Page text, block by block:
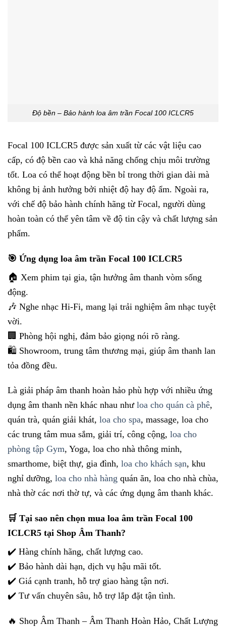
Độ bền – Bảo hành loa âm trần Focal 100 ICLCR5
Focal 100 ICLCR5 được sản xuất từ các vật liệu cao
cấp, có độ bền cao và khả năng chống chịu môi trường
tốt. Loa có thể hoạt động bền bỉ trong thời gian dài mà
không bị ảnh hưởng bởi nhiệt độ hay độ ẩm. Ngoài ra,
với chế độ bảo hành chính hãng từ Focal, người dùng
hoàn toàn có thể yên tâm về độ tin cậy và chất lượng sản
phẩm.
🎯 Ứng dụng loa âm trần Focal 100 ICLCR5
🏠 Xem phim tại gia, tận hưởng âm thanh vòm sống
động.
🎶 Nghe nhạc Hi-Fi, mang lại trải nghiệm âm nhạc tuyệt
vời.
🏢 Phòng hội nghị, đảm bảo giọng nói rõ ràng.
🛍️ Showroom, trung tâm thương mại, giúp âm thanh lan
tỏa đồng đều.
Là giải pháp âm thanh hoàn hảo phù hợp với nhiều ứng
dụng âm thanh nền khác nhau như loa cho quán cà phê,
quán trà, quán giải khát, loa cho spa, massage, loa cho
các trung tâm mua sắm, giải trí, công cộng, loa cho
phòng tập Gym, Yoga, loa cho nhà thông minh,
smarthome, biệt thự, gia đình, loa cho khách sạn, khu
nghỉ dưỡng, loa cho nhà hàng quán ăn, loa cho nhà chùa,
nhà thờ các nơi thờ tự, và các ứng dụng âm thanh khác.
🛒 Tại sao nên chọn mua loa âm trần Focal 100
ICLCR5 tại Shop Âm Thanh?
✔️ Hàng chính hãng, chất lượng cao.
✔️ Bảo hành dài hạn, dịch vụ hậu mãi tốt.
✔️ Giá cạnh tranh, hỗ trợ giao hàng tận nơi.
✔️ Tư vấn chuyên sâu, hỗ trợ lắp đặt tận tình.
🔥 Shop Âm Thanh – Âm Thanh Hoàn Hảo, Chất Lượng